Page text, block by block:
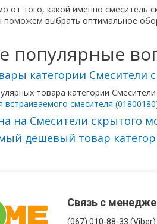
от того, какой именно смеситель
выбрать оптимальное
популярные
категории Смесители
товара категории
встраиваемого смесителя
на Смесители скрытого
дешевый товар
Связь с
(067) 010-88-33 (Viber)